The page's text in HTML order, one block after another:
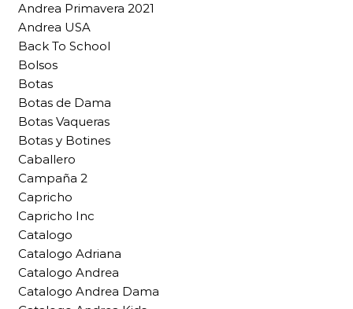
Andrea Primavera 2021
Andrea USA
Back To School
Bolsos
Botas
Botas de Dama
Botas Vaqueras
Botas y Botines
Caballero
Campaña 2
Capricho
Capricho Inc
Catalogo
Catalogo Adriana
Catalogo Andrea
Catalogo Andrea Dama